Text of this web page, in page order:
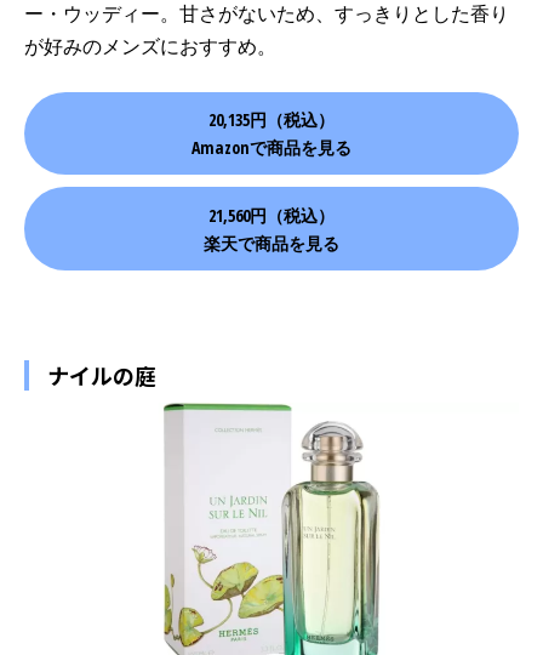
ー・ウッディー。甘さがないため、すっきりとした香り
が好みのメンズにおすすめ。
20,135円（税込）
Amazonで商品を見る
21,560円（税込）
楽天で商品を見る
ナイルの庭